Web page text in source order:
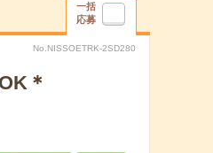
一括
応募
No.NISSOETRK-2SD280
＊